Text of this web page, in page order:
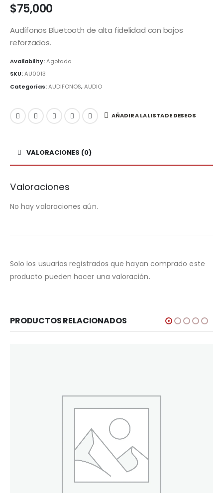
$75,000
Audífonos Bluetooth de alta fidelidad con bajos
reforzados.
Availability:Agotado
SKU:AU0013
Categorías:AUDIFONOS,AUDIO
AÑADIR A LA LISTA DE DESEOS
VALORACIONES (0)
Valoraciones
No hay valoraciones aún.
Solo los usuarios registrados que hayan comprado este
producto pueden hacer una valoración.
PRODUCTOS RELACIONADOS